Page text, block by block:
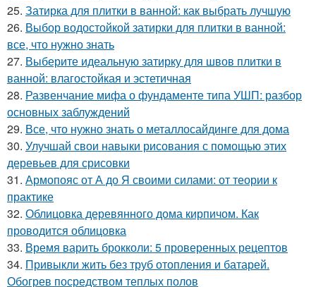
25. Затирка для плитки в ванной: как выбрать лучшую
26. Выбор водостойкой затирки для плитки в ванной:
все, что нужно знать
27. Выберите идеальную затирку для швов плитки в
ванной: влагостойкая и эстетичная
28. Развенчание мифа о фундаменте типа УШП: разбор
основных заблуждений
29. Все, что нужно знать о металлосайдинге для дома
30. Улучшай свои навыки рисования с помощью этих
деревьев для срисовки
31. Армопояс от А до Я своими силами: от теории к
практике
32. Облицовка деревянного дома кирпичом. Как
проводится облицовка
33. Время варить брокколи: 5 проверенных рецептов
34. Привыкли жить без труб отопления и батарей.
Обогрев посредством теплых полов